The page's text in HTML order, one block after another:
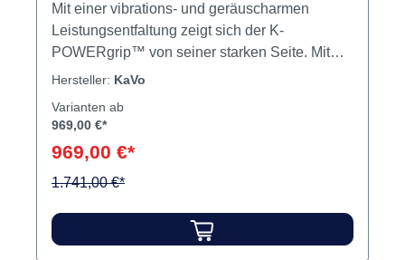
Mit einer vibrations- und geräuscharmen
Leistungsentfaltung zeigt sich der K-
POWERgrip™ von seiner starken Seite. Mit
maximal 7 Ncm und 50.000 U/min. lassen sich
dem hohen Drehmoment bearbeiten. Mit dem
an und liegt sicher in der Hand. Unter Last
erwärmt sich die Handstückoberfläche des K-
Hersteller: KaVo
Varianten ab
969,00 €*
969,00 €*
1.741,00 €*